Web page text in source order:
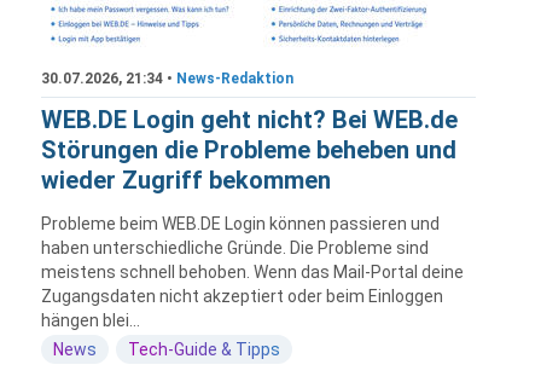
30.07.2026, 21:34 • News-Redaktion
WEB.DE Login geht nicht? Bei WEB.de
Störungen die Probleme beheben und
wieder Zugriff bekommen
Probleme beim WEB.DE Login können passieren und
haben unterschiedliche Gründe. Die Probleme sind
meistens schnell behoben. Wenn das Mail-Portal deine
Zugangsdaten nicht akzeptiert oder beim Einloggen
hängen blei...
News
Tech-Guide & Tipps